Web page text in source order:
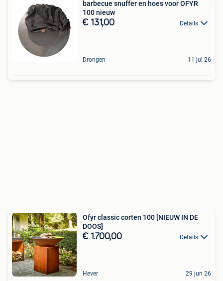
barbecue snuffer en hoes voor OFYR
100 nieuw
€ 131,00 Details
Drongen 11 jul 26
Ofyr classic corten 100 [NIEUW IN DE
DOOS]
€ 1.700,00 Details
Hever 29 jun 26